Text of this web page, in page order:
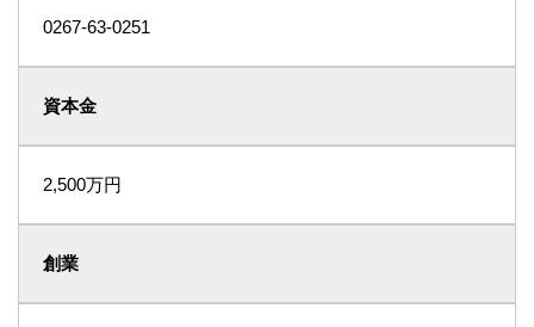
0267-63-0251
資本金
2,500万円
創業